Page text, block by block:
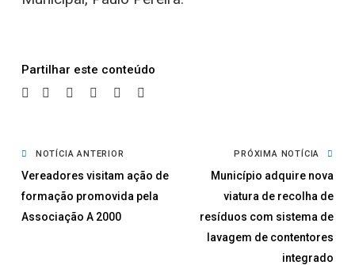
Partilhar
NOTÍCIA ANTERIOR
Vereadores visitam ação de
formação promovida pela
Associação A 2000
PRÓXIMA NOTÍCIA
Município adquire nova
viatura de recolha de
resíduos com sistema de
lavagem de contentores
integrado